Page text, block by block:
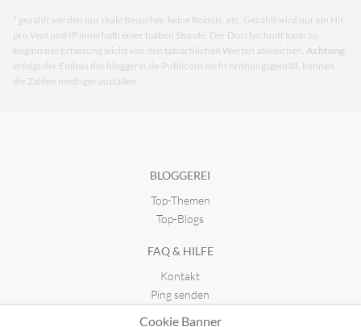
* gezählt werden nur reale Besucher, keine Robots, etc. Gezählt wird nur ein Hit
pro Visit und IP innerhalb einer halben Stunde. Der Durchschnitt kann zu
Beginn der Erfassung leicht von den tatsächlichen Werten abweichen. Achtung:
erfolgt der Einbau des bloggerei.de-Publicons nicht ordnungsgemäß, können
die Zahlen niedriger ausfallen.
BLOGGEREI
Top-Themen
Top-Blogs
FAQ & HILFE
Kontakt
Ping senden
Cookie Banner